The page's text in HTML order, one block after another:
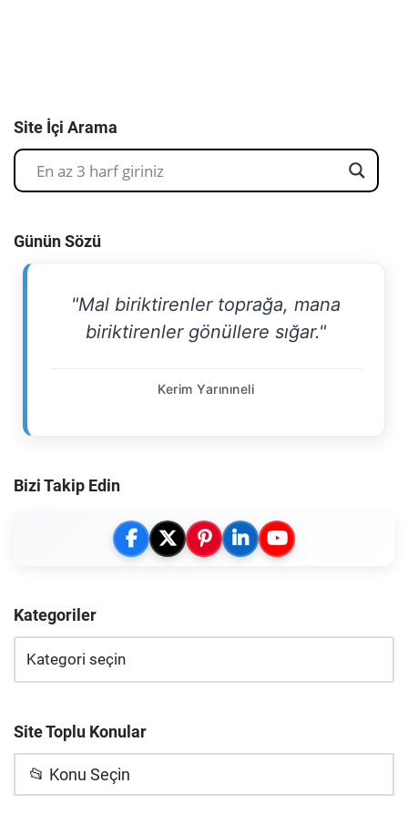
Site İçi Arama
Günün Sözü
"Mal biriktirenler toprağa, mana
biriktirenler gönüllere sığar."
Kerim Yarınıneli
Bizi Takip Edin
Kategoriler
Site Toplu Konular
📂 Konu Seçin